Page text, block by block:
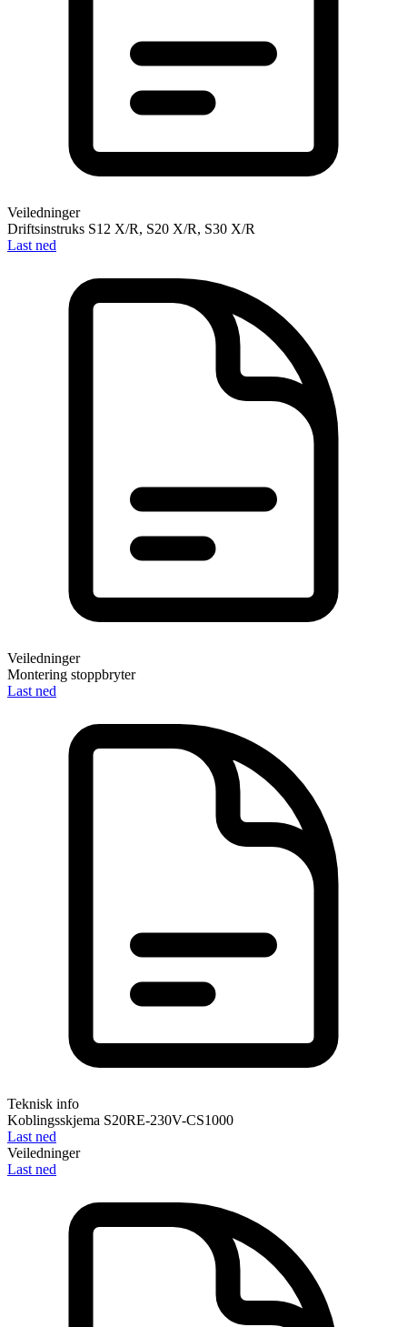
Veiledninger
Driftsinstruks S12 X/R, S20 X/R, S30 X/R
Last ned
Veiledninger
Montering stoppbryter
Last ned
Teknisk info
Koblingsskjema S20RE-230V-CS1000
Last ned
Veiledninger
Last ned